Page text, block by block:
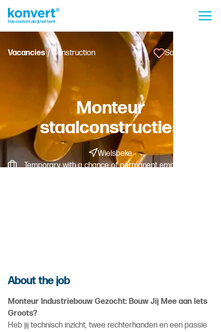
Vacancies/ Construction Save vacancy
Monteur
staalconstructies
Wielsbeke
Temporary with a chance of permanent employment -
About the job
Monteur Industriebouw Gezocht: Bouw Jij Mee aan Iets
Groots?
Heb jij technisch inzicht, twee rechterhanden en een passie